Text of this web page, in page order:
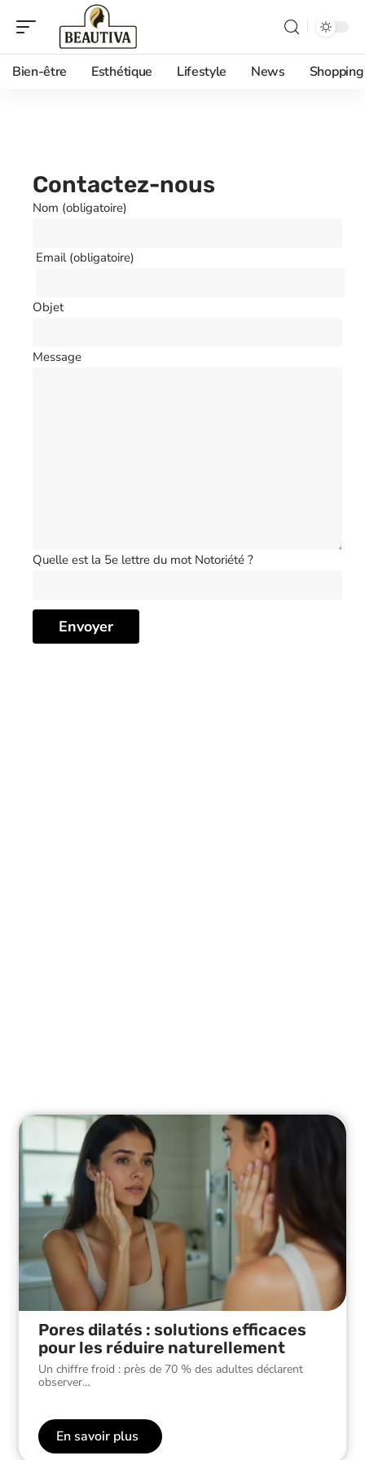
Bien-être Esthétique Lifestyle News Shopping
Contactez-nous
Nom (obligatoire)
Email (obligatoire)
Objet
Message
Quelle est la 5e lettre du mot Notoriété ?
Pores dilatés : solutions efficaces
pour les réduire naturellement
Un chiffre froid : près de 70 % des adultes déclarent
observer…
En savoir plus